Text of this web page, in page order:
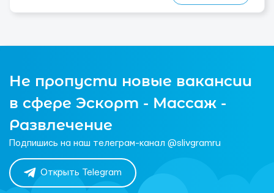
Не пропусти новые вакансии
в сфере Эскорт - Массаж -
Развлечение
Подпишись на наш телеграм-канал @slivgramru
Открыть Telegram